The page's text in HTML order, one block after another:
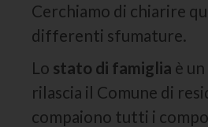
Cerchiamo di chiarire
differenti sfumature.
Lo stato di famiglia è
rilascia il Comune di
compaiono tutti i